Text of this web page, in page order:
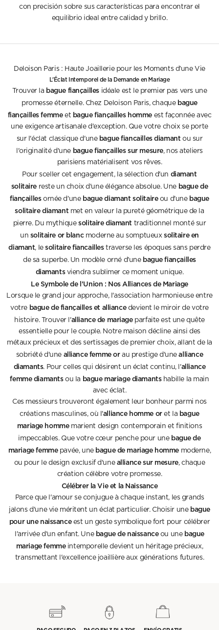
con precisión sobre sus características para encontrar el
equilibrio ideal entre calidad y brillo.
Deloison Paris : Haute Joaillerie pour les Moments d'une Vie
L'Éclat Intemporel de la Demande en Mariage
Trouver la bague fiançaillesidéale est le premier pas vers une
promesse éternelle. Chez Deloison Paris, chaque bague
fiançailles femmeet bague fiançailles homme est façonnée avec
une exigence artisanale d'exception. Que votre choix se porte
sur l'éclat classique d'une bague fiancailles diamant ou sur
l'originalité d'une bague fiançailles sur mesure, nos ateliers
parisiens matérialisent vos rêves.
Pour sceller cet engagement, la sélection d'un diamant
solitaire reste un choix d'une élégance absolue. Une bague de
fiançaillesornée d'une bague diamant solitaireou d'une bague
solitaire diamant met en valeur la pureté géométrique de la
pierre. Du mythiquesolitaire diamant traditionnel monté sur
un solitaire or blancmoderne au somptueux solitaire en
diamant, lesolitaire fiancaillestraverse les époques sans perdre
de sa superbe. Un modèle orné d'une bague fiançailles
diamantsviendra sublimer ce moment unique.
Le Symbole de l'Union : Nos Alliances de Mariage
Lorsque le grand jour approche, l'association harmonieuse entre
votre bague de fiançailles et alliancedevient le miroir de votre
histoire. Trouver l'alliance de mariageparfaite est une quête
essentielle pour le couple. Notre maison décline ainsi des
métaux précieux et des sertissages de premier choix, allant de la
sobriété d'une alliance femme orau prestige d'unealliance
diamants. Pour celles qui désirent un éclat continu, l'alliance
femme diamantsou la bague mariage diamantshabille la main
avec éclat.
Ces messieurs trouveront également leur bonheur parmi nos
créations masculines, où l'alliance homme oret la bague
mariage hommemarient design contemporain et finitions
impeccables. Que votre cœur penche pour une bague de
mariage femmepavée, une bague de mariage homme moderne,
ou pour le design exclusif d'une alliance sur mesure, chaque
création célèbre votre promesse.
Célébrer la Vie et la Naissance
Parce que l'amour se conjugue à chaque instant, les grands
jalons d'une vie méritent un éclat particulier. Choisir une bague
pour une naissanceest un geste symbolique fort pour célébrer
l'arrivée d'un enfant. Une bague de naissanceou une bague
mariage femmeintemporelle devient un héritage précieux,
transmettant l'excellence joaillière aux générations futures.